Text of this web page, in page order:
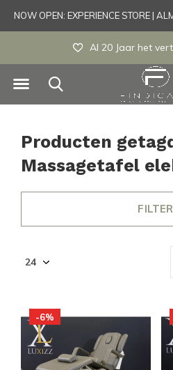
Experience
Producten
Massagetafel
FILTER
-6%